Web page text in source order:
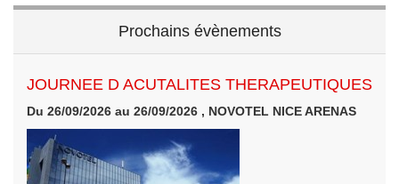
Prochains évènements
JOURNEE D ACUTALITES THERAPEUTIQUES
Du 26/09/2026 au 26/09/2026 , NOVOTEL NICE ARENAS